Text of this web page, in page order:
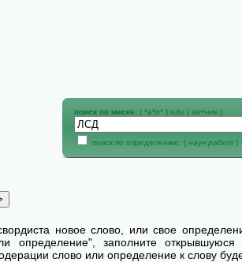
поиск по маске: ( *а*о* ) или ( за+ник )
поиск по определению: ( науч работ )
новое слово, или свое
определение", заполните
слово или определение к слову